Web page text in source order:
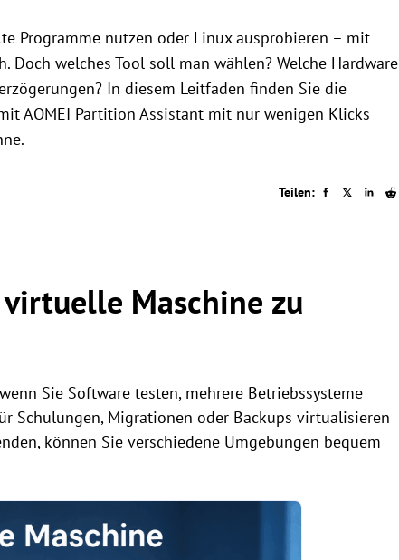
Programme nutzen oder Linux ausprobieren – mit
welches Tool soll man wählen? Welche Hardware
In diesem Leitfaden finden Sie die
AOMEI Partition Assistant mit nur wenigen Klicks
Teilen:
Maschine zu
Sie Software testen, mehrere Betriebssysteme
Schulungen, Migrationen oder Backups virtualisieren
können Sie verschiedene Umgebungen bequem